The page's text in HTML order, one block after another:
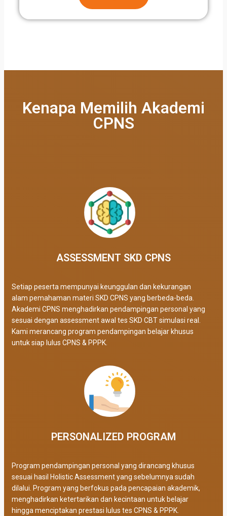
Kenapa Memilih Akademi
CPNS
ASSESSMENT SKD CPNS
Setiap peserta mempunyai keunggulan dan kekurangan
alam pemahaman materi SKD CPNS yang berbeda-beda.
Akademi CPNS menghadirkan pendampingan personal yang
sesuai dengan assessment awal tes SKD CBT simulasi real.
Kami merancang program pendampingan belajar khusus
untuk siap lulus CPNS & PPPK.
PERSONALIZED PROGRAM​
Program pendampingan personal yang dirancang khusus
sesuai hasil Holistic Assessment yang sebelumnya sudah
dilalui. Program yang berfokus pada pencapaian akademik,
menghadirkan ketertarikan dan kecintaan untuk belajar
hingga menciptakan prestasi lulus tes CPNS & PPPK.